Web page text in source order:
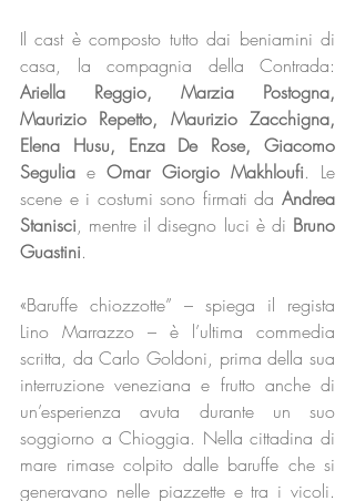
Il cast è composto tutto dai beniamini di
Ariella Reggio, Marzia Postogna,
Maurizio Repetto, Maurizio Zacchigna,
Elena Husu, Enza De Rose, Giacomo
Segulia e Omar Giorgio Makhloufi. Le
scene e i costumi sono firmati da Andrea
Stanisci, mentre il disegno luci è di Bruno
Guastini.
«Baruffe chiozzotte” – spiega il regista
Lino Marrazzo – è l’ultima commedia
scritta, da Carlo Goldoni, prima della sua
interruzione veneziana e frutto anche di
un’esperienza avuta durante un suo
soggiorno a Chioggia. Nella cittadina di
mare rimase colpito dalle baruffe che si
generavano nelle piazzette e tra i vicoli.